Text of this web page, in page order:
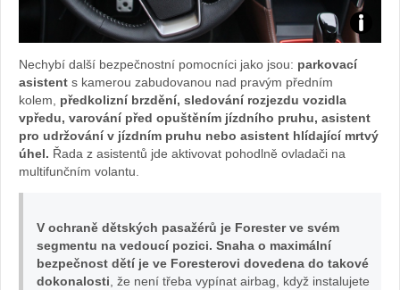
Foto:
Nechybí další bezpečnostní pomocníci jako jsou: parkovací
asistent s kamerou zabudovanou nad pravým předním
kolem, předkolizní brzdění, sledování rozjezdu vozidla
vpředu, varování před opuštěním jízdního pruhu, asistent
pro udržování v jízdním pruhu nebo asistent hlídající mrtvý
úhel. Řada z asistentů jde aktivovat pohodlně ovladači na
multifunčním volantu.
V ochraně dětských pasažérů je Forester ve svém
segmentu na vedoucí pozici. Snaha o maximální
bezpečnost dětí je ve Foresterovi dovedena do takové
dokonalosti , že není třeba vypínat airbag, když instalujete